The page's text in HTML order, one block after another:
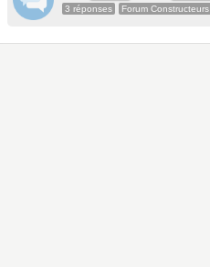
3 réponses Forum Constructeurs